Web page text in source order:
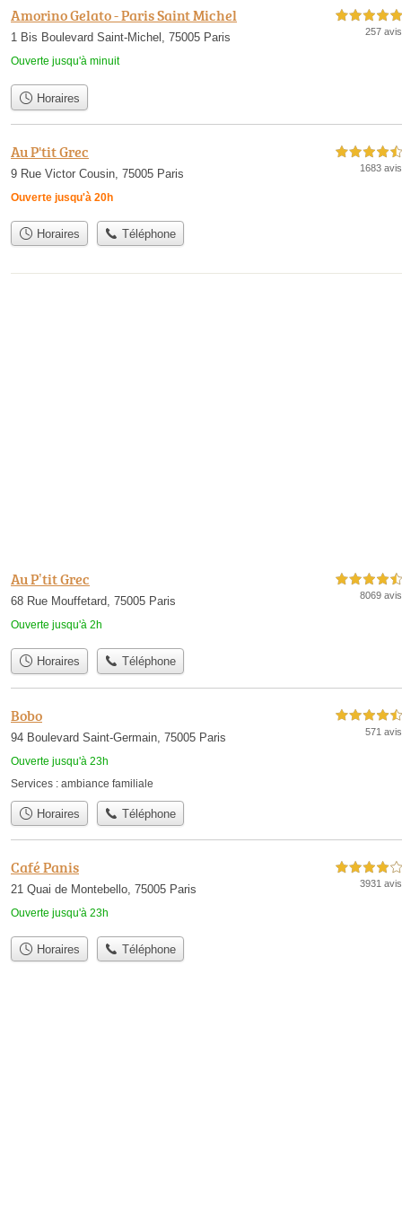
Amorino Gelato - Paris Saint Michel
1 Bis Boulevard Saint-Michel, 75005 Paris
Ouverte jusqu'à minuit
5,0 étoiles sur 5
257 avis
Horaires
Au P'tit Grec
9 Rue Victor Cousin, 75005 Paris
Ouverte jusqu'à 20h
4,5 étoiles sur 5
1683 avis
Horaires Téléphone
Au P’tit Grec
68 Rue Mouffetard, 75005 Paris
Ouverte jusqu'à 2h
4,5 étoiles sur 5
8069 avis
Horaires Téléphone
Bobo
94 Boulevard Saint-Germain, 75005 Paris
Ouverte jusqu'à 23h
4,5 étoiles sur 5
571 avis
Services : ambiance familiale
Horaires Téléphone
Café Panis
21 Quai de Montebello, 75005 Paris
Ouverte jusqu'à 23h
4,0 étoiles sur 5
3931 avis
Horaires Téléphone